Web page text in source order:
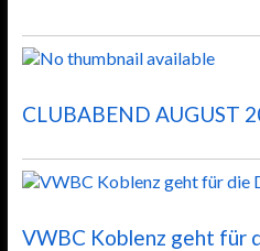
CLUBABEND AUGUST
VWBC Koblenz geht für